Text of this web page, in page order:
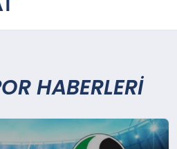
HABERLERI